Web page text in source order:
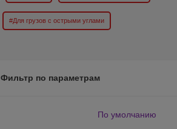
#Для грузов с острыми углами
Фильтр по параметрам
По умолчанию